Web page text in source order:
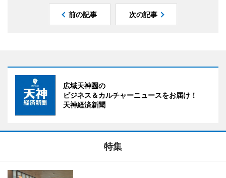
前の記事 次の記事
広域天神圏の
ビジネス＆カルチャーニュースをお届け！
天神経済新聞
特集